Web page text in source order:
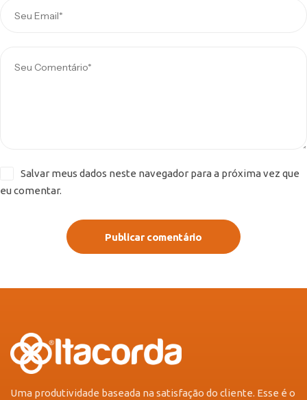
Salvar meus dados neste navegador para a próxima vez que
eu comentar.
Publicar comentário
Uma produtividade baseada na satisfação do cliente. Esse é o